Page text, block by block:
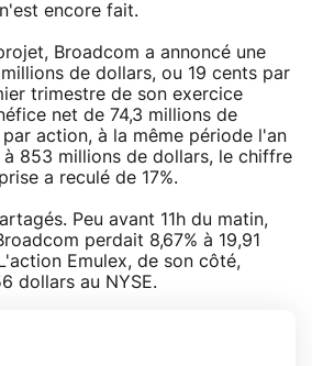
encore fait.
Broadcom a annoncé une
de dollars, ou 19 cents par
trimestre de son exercice
net de 74,3 millions de
action, à la même période l'an
à 853 millions de dollars, le chiffre
a reculé de 17%.
Peu avant 11h du matin,
perdait 8,67% à 19,91
Emulex, de son côté,
dollars au NYSE.